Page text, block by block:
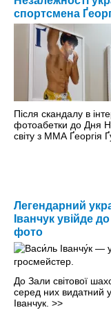
спортсмена
Після скандалу в
фотоабетки до Дня
світу з ММА Ґеоргія
Легендарний
Іванчук увійде
фото
До Зали світової
серед них видатний
Іванчук. >>